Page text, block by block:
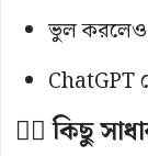
ভুল করলেও
ChatGPT
🙋‍♀️ কিছু